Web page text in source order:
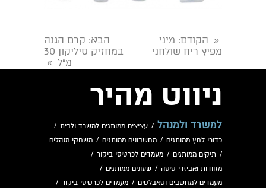
« הקודם: מיני
מפיץ ריח שולחני
הבא: קרם הגנה
במחזיק סיליקון 30
מ"ל »
ניווט מהיר
למשרד ולמנהל / עציצים ממותגים למשרד ולבית /
כדורי לחץ ממותגים / מחשבונים ממותגים / משחקי מנהלים
/ תיקים ממותגים / מעמדים לכרטיסי ביקור /
מזוודות ואביזרי טיסה / שעונים ממותגים /
מעמדים למחשבים וטאבלטים / מעמדים לכרטיסי ביקור /